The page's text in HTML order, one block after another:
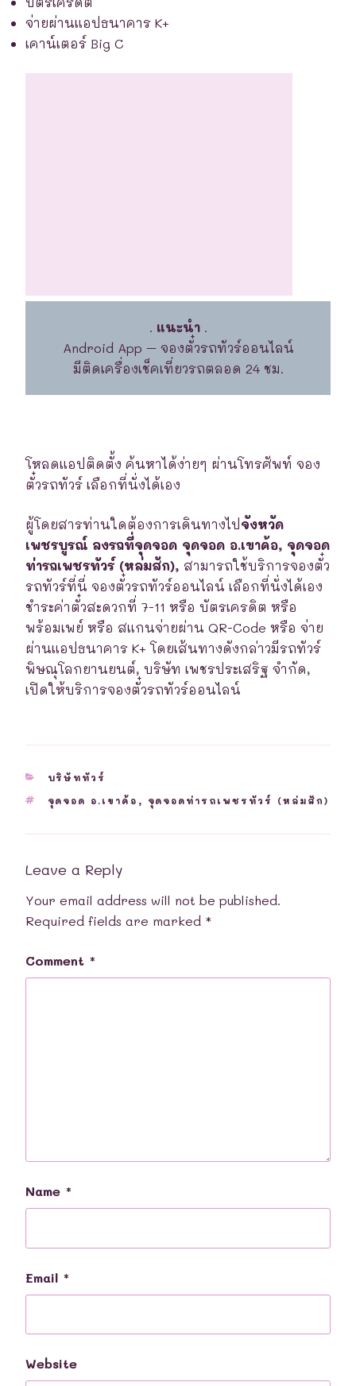
จ่ายผ่านแอปธนาคาร K+
เคาน์เตอร์ Big C
. แนะนำ.
Android App – จองตั๋วรถทัวร์ออนไลน์
มีติดเครื่องเช็คเที่ยวรถตลอด 24 ชม.
โหลดแอปติดตั้ง ค้นหาได้ง่ายๆ ผ่านโทรศัพท์ จอง
ตั๋วรถทัวร์ เลือกที่นั่งได้เอง
ผู้โดยสารท่านใดต้องการเดินทางไปจังหวัด
เพชรบูรณ์ ลงรถที่จุดจอด จุดจอด อ.เขาค้อ, จุดจอด
ท่ารถเพชรทัวร์ (หล่มสัก), สามารถใช้บริการจองตั๋ว
รถทัวร์ที่นี่ จองตั๋วรถทัวร์ออนไลน์ เลือกที่นั่งได้เอง
ชำระค่าตั๋วสะดวกที่ 7-11 หรือ บัตรเครดิต หรือ
พร้อมเพย์ หรือ สแกนจ่ายผ่าน QR-Code หรือ จ่าย
ผ่านแอปธนาคาร K+ โดยเส้นทางดังกล่าวมีรถทัวร์
พิษณุโลกยานยนต์, บริษัท เพชรประเสริฐ จำกัด,
เปิดให้บริการจองตั๋วรถทัวร์ออนไลน์
CATEGORIES
บริษัททัวร์
TAGS
จุดจอด อ.เขาค้อ , จุดจอดท่ารถเพชรทัวร์ (หล่มสัก)
Leave a Reply
Your email address will not be published.
Required fields are marked *
Comment *
Name *
Email *
Website